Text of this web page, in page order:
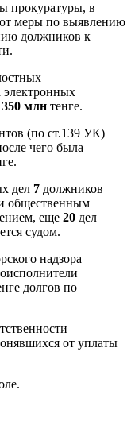
прокуратуры, в
меры по выявлению
должников к
электронных
350 млн тенге.
(по ст.139 УК)
чего была
дел 7 должников
общественным
еще 20 дел
судом.
надзора
долгов по
от уплаты